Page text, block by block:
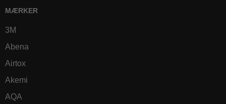
MÆRKER
3M
Abena
Airtox
Akemi
AQA